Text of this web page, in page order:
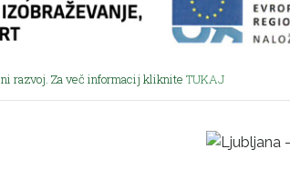
razvoj. Za več informacij kliknite TUKAJ